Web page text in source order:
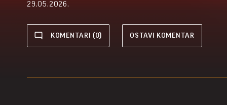
29.05.2026.
KOMENTARI (0) OSTAVI KOMENTAR